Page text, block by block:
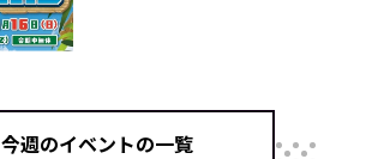
今週のイベントの一覧